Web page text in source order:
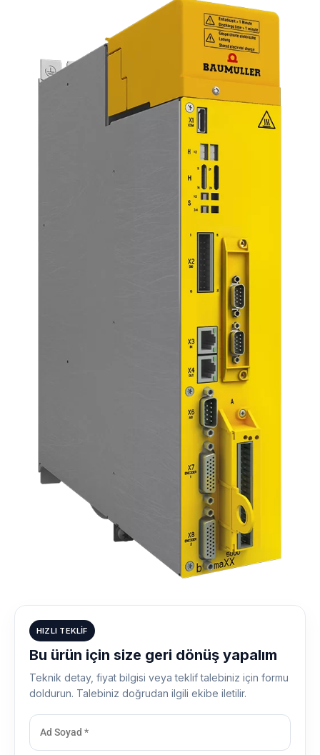
HIZLI TEKLIF
Bu ürün için size geri dönüş yapalım
Teknik detay, fiyat bilgisi veya teklif talebiniz için formu
doldurun. Talebiniz doğrudan ilgili ekibe iletilir.